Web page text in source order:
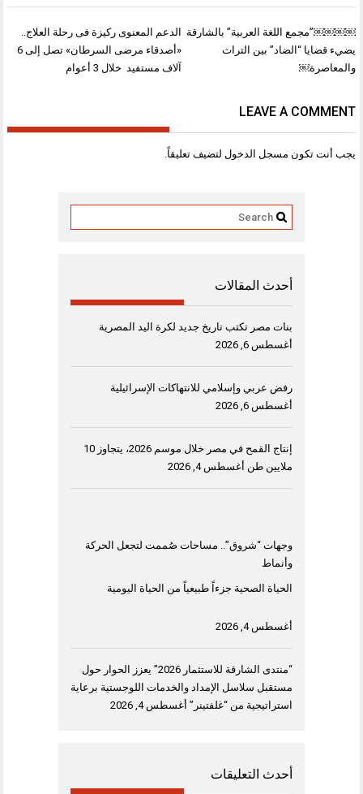
تصفّح
المقالات
الدعم المعنوى ركيزة فى رحلة العلاج..
«أصدقاء مرضى السرطان» تصل إلى 6
آلاف مستفيد خلال 3 أعوام
￼￼￼￼”مجمع اللغة العربية” بالشارقة
يضيء قضايا “الضاد” بين التراث
والمعاصرة￼
LEAVE A COMMENT
يجب أنت تكون مسجل الدخول لتضيف تعليقاً.
أحدث المقالات
بنات مصر تكتب تاريخ جديد لكرة اليد المصرية
أغسطس 6, 2026
رفض عربي وإسلامي للانتهاكات الإسرائيلية
أغسطس 6, 2026
إنتاج القمح في مصر خلال موسم 2026، يتجاوز 10
ملايين طن أغسطس 4, 2026
وجهات “شروق”.. مساحات صُممت لتجعل الحركة
وأنماط
الحياة الصحية جزءاً طبيعياً من الحياة اليومية
أغسطس 4, 2026
“منتدى الشارقة للاستثمار 2026” يعزز الحوار حول
مستقبل سلاسل الإمداد والخدمات اللوجستية برعاية
استراتيجية من “غلفتينر” أغسطس 4, 2026
أحدث التعليقات